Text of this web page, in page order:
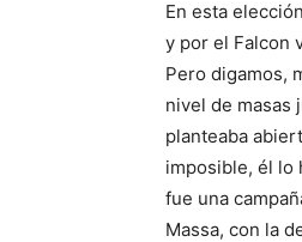
En esta
y por el Falcon
Pero digamos,
nivel de masas
planteaba
imposible, él lo
fue una
Massa, con la